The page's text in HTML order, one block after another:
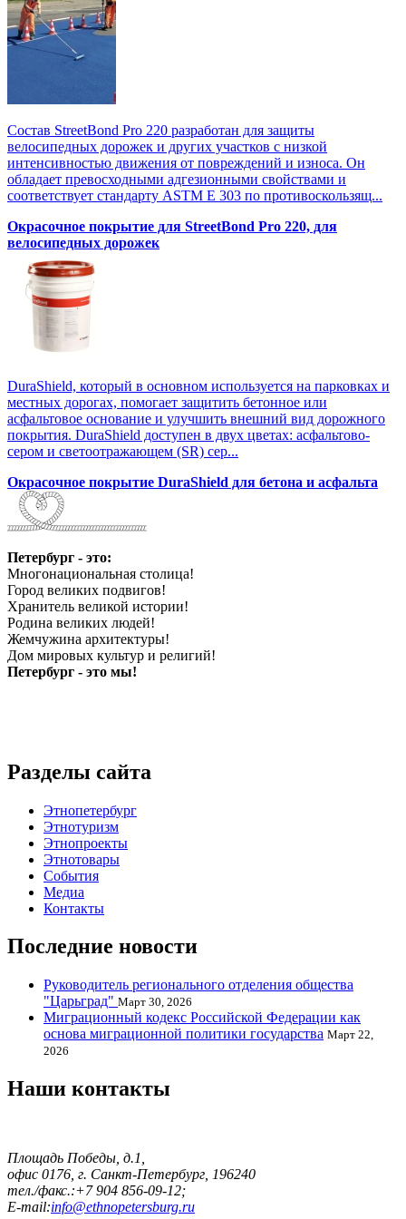
Состав StreetBond Pro 220 разработан для защиты
велосипедных дорожек и других участков с низкой
интенсивностью движения от повреждений и износа. Он
обладает превосходными адгезионными свойствами и
соответствует стандарту ASTM E 303 по противоскользящ...
Окрасочное покрытие для StreetBond Pro 220, для
велосипедных дорожек
DuraShield, который в основном используется на парковках и
местных дорогах, помогает защитить бетонное или
асфальтовое основание и улучшить внешний вид дорожного
покрытия. DuraShield доступен в двух цветах: асфальтово-
сером и светоотражающем (SR) сер...
Окрасочное покрытие DuraShield для бетона и асфальта
Петербург - это:
Многонациональная столица!
Город великих подвигов!
Хранитель великой истории!
Родина великих людей!
Жемчужина архитектуры!
Дом мировых культур и религий!
Петербург - это мы!
Разделы сайта
Этнопетербург
Этнотуризм
Этнопроекты
Этнотовары
События
Медиа
Контакты
Последние новости
Руководитель регионального отделения общества
"Царьград" Март 30, 2026
Миграционный кодекс Российской Федерации как
основа миграционной политики государства Март 22,
2026
Наши контакты
Площадь Победы, д.1,
офис 0176, г. Санкт-Петербург, 196240
тел./факс.:+7 904 856-09-12;
E-mail:info@ethnopetersburg.ru